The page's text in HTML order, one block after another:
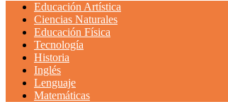
Educación Artística
Ciencias Naturales
Educación Física
Tecnología
Historia
Inglés
Lenguaje
Matemáticas